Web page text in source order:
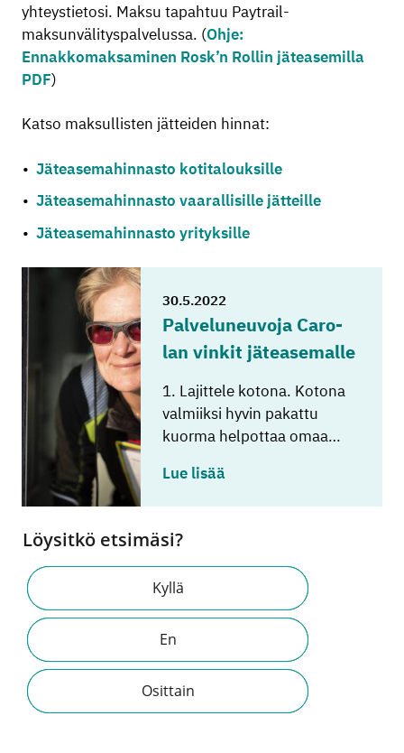
yhteystietosi. Maksu tapahtuu Paytrail-
maksunvälityspalvelussa. (Ohje:
Ennakkomaksaminen Rosk’n Rollin jäteasemilla
PDF)
Katso maksullisten jätteiden hinnat:
Jäteasemahinnasto kotitalouksille
Jäteasemahinnasto vaarallisille jätteille
Jäteasemahinnasto yrityksille
30.5.2022
Pal­ve­lu­neu­vo­ja Ca­ro­
lan vin­kit jä­tea­se­mal­le
1. Lajittele kotona. Kotona
valmiiksi hyvin pakattu
kuorma helpottaa omaa…
Lue lisää
Löysitkö etsimäsi?
Kyllä
En
Osittain